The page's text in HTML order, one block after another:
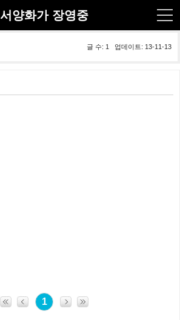
서양화가 장영중
글 수: 1 업데이트: 13-11-13
1